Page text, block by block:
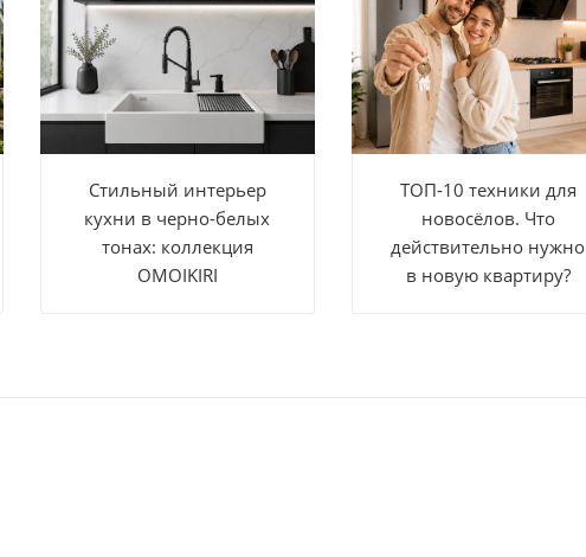
Стильный интерьер
кухни в черно-белых
тонах: коллекция
OMOIKIRI
ТОП-10 техники для
новосёлов. Что
действительно нужно
в новую квартиру?